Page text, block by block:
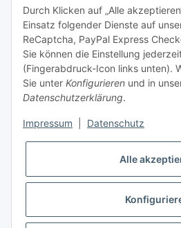
Fax: +49 (0) 5132 8230693
E-Mail:mail@signalweste.net
* Alle Preise zzgl. gesetzlicher USt., zzgl.
Durch Klicken auf „Alle
Einsatz folgender Dienste auf
ReCaptcha, PayPal Express
Sie können die Einstellung
(Fingerabdruck-Icon links unten).
Sie unter Konfigurieren und in
Datenschutzerklärung.
Impressum Datenschutz
Alle